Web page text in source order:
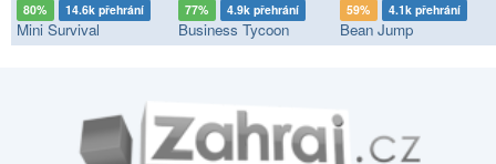
80% 14.6k přehrání
Mini Survival
77% 4.9k přehrání
Business Tycoon
59% 4.1k přehrání
Bean Jump